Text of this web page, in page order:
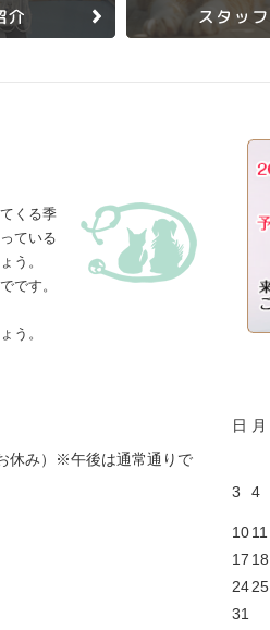
くる季
ている
う。
です。
う。
休み）※午後は通常通りで
日 月
3 4
1011
17 18
2425
31